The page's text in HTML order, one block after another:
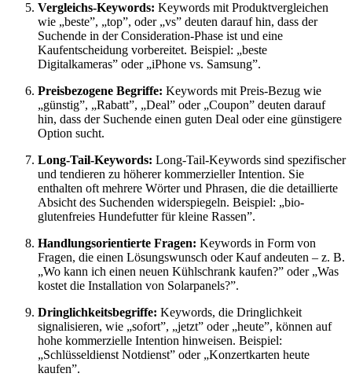
Vergleichs-Keywords: Keywords mit Produktvergleichen
wie „beste”, „top”, oder „vs” deuten darauf hin, dass der
Suchende in der Consideration-Phase ist und eine
Kaufentscheidung vorbereitet. Beispiel: „beste
Digitalkameras” oder „iPhone vs. Samsung”.
Preisbezogene Begriffe: Keywords mit Preis-Bezug wie
„günstig”, „Rabatt”, „Deal” oder „Coupon” deuten darauf
hin, dass der Suchende einen guten Deal oder eine günstigere
Option sucht.
Long-Tail-Keywords: Long-Tail-Keywords sind spezifischer
und tendieren zu höherer kommerzieller Intention. Sie
enthalten oft mehrere Wörter und Phrasen, die die detaillierte
Absicht des Suchenden widerspiegeln. Beispiel: „bio-
glutenfreies Hundefutter für kleine Rassen”.
Handlungsorientierte Fragen: Keywords in Form von
Fragen, die einen Lösungswunsch oder Kauf andeuten – z. B.
„Wo kann ich einen neuen Kühlschrank kaufen?” oder „Was
kostet die Installation von Solarpanels?”.
Dringlichkeitsbegriffe: Keywords, die Dringlichkeit
signalisieren, wie „sofort”, „jetzt” oder „heute”, können auf
hohe kommerzielle Intention hinweisen. Beispiel:
„Schlüsseldienst Notdienst” oder „Konzertkarten heute
kaufen”.